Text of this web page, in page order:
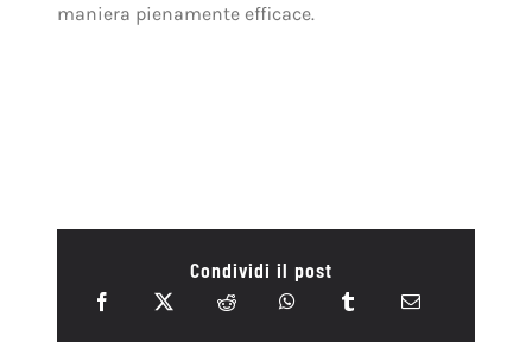
maniera pienamente efficace.
Condividi il post